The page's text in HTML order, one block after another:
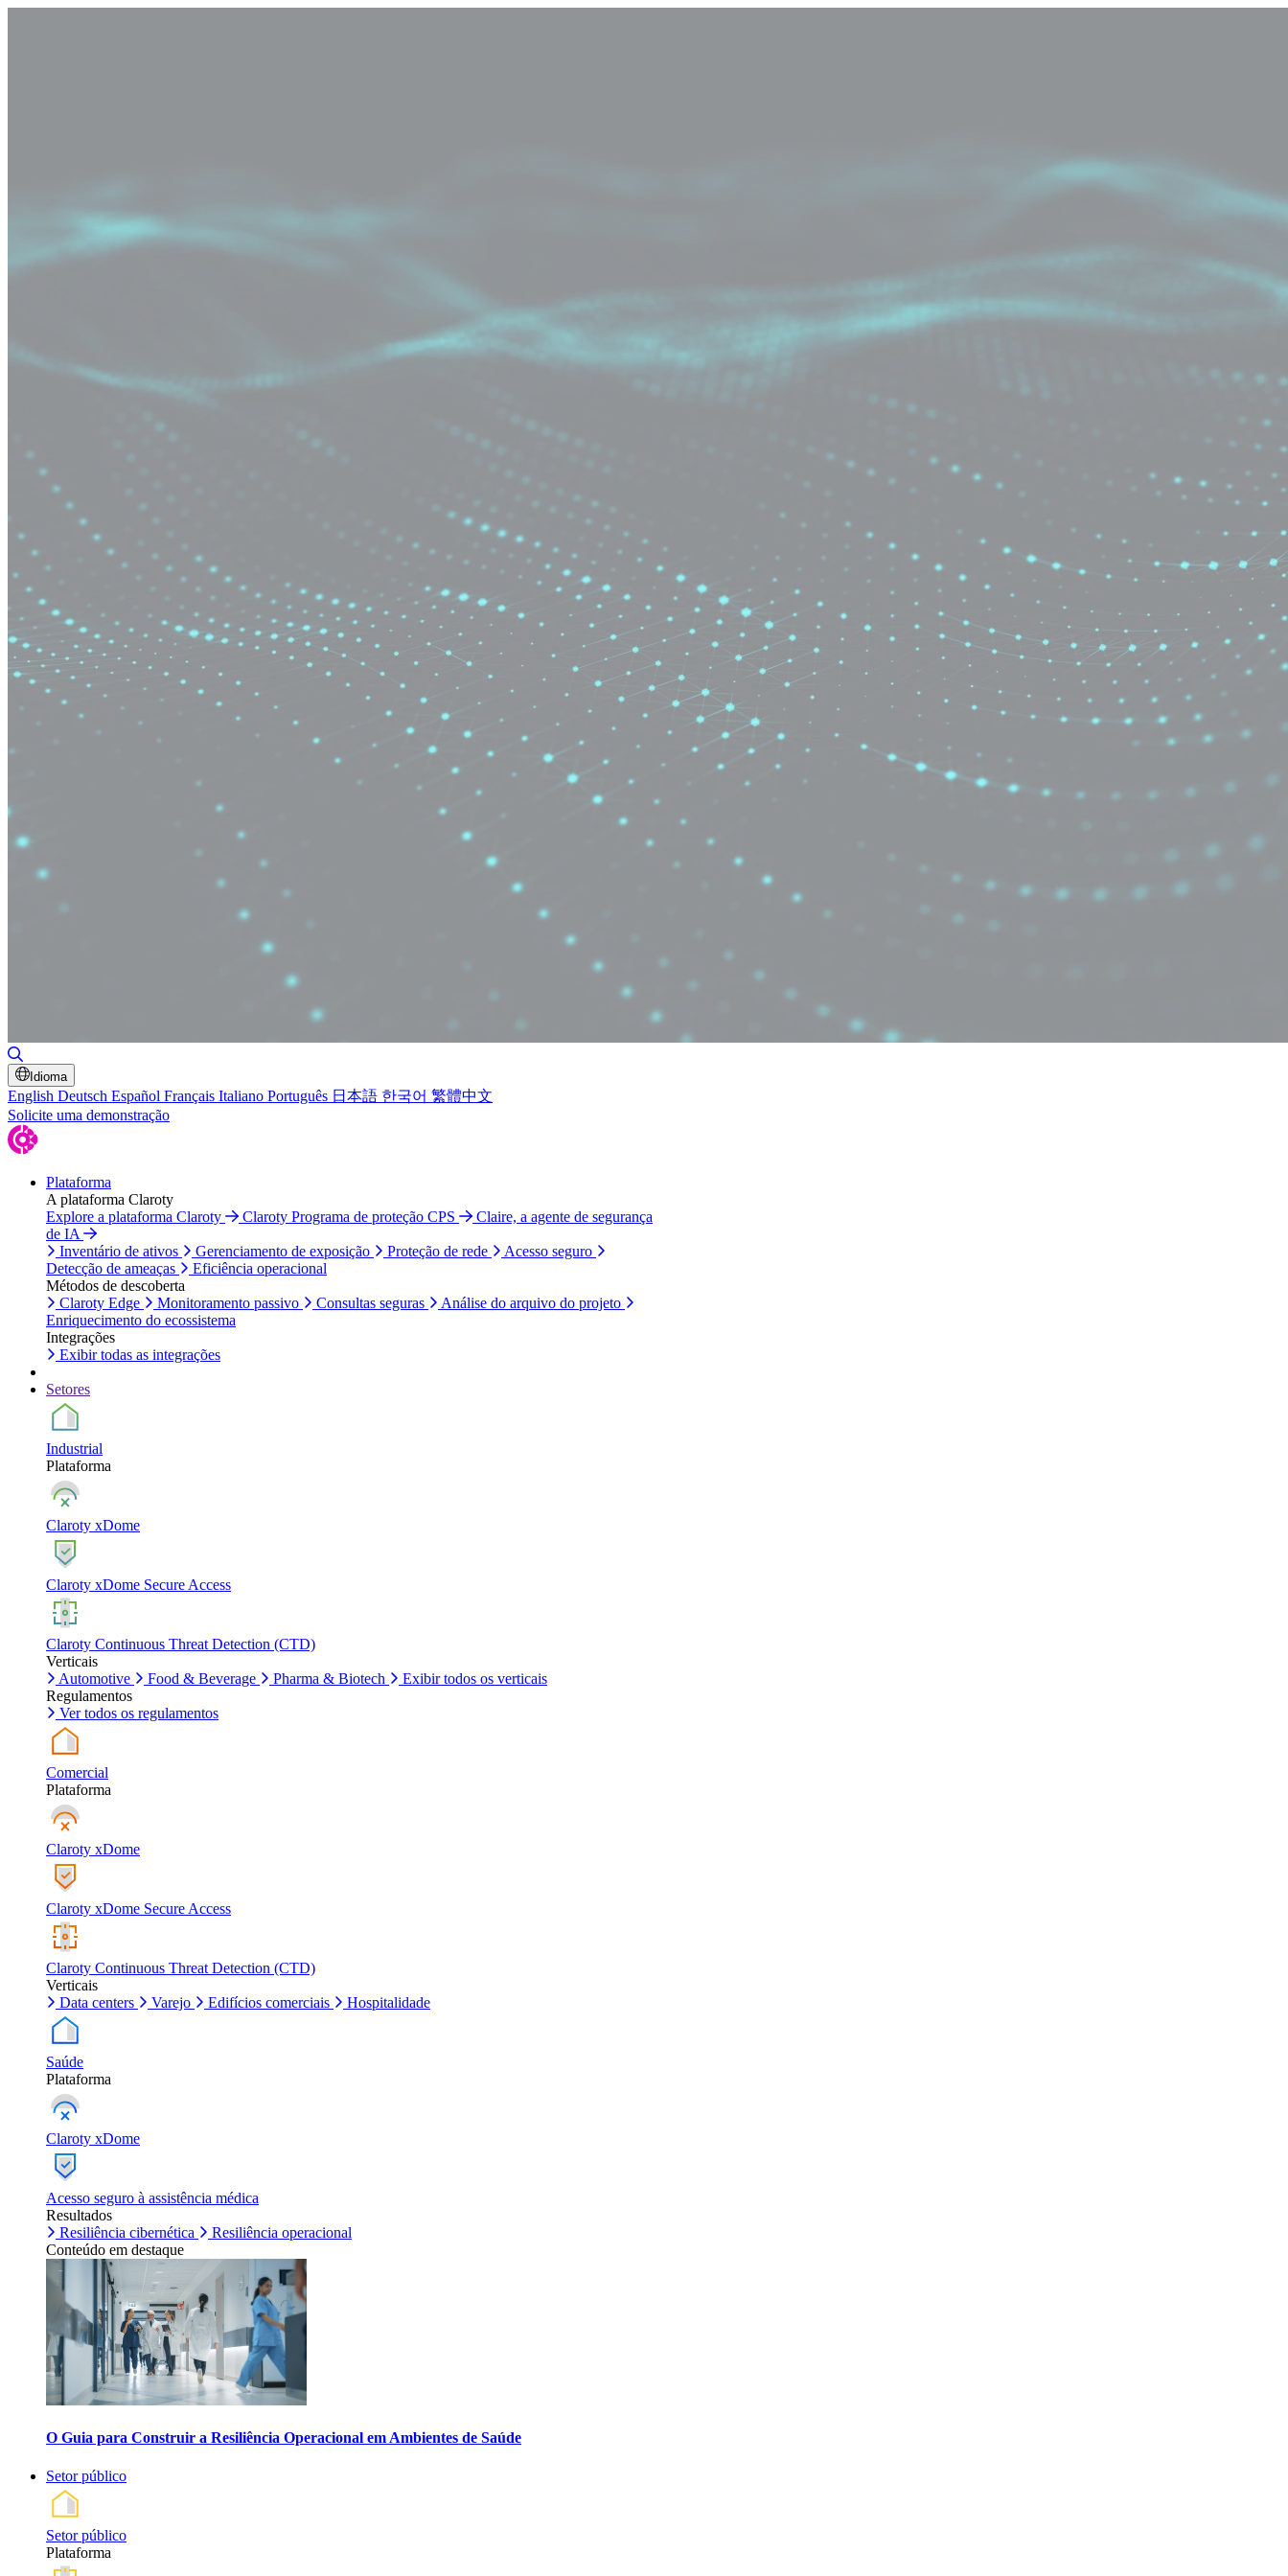
Idioma
English Deutsch Español Français Italiano Português 日本語 한국어 繁體中文
Solicite uma demonstração
Plataforma
A plataforma Claroty
Explore a plataforma Claroty
Claroty Programa de proteção CPS
Claire, a agente de segurança
de IA
Inventário de ativos
Gerenciamento de exposição Proteção de rede
Acesso seguro
Detecção de ameaças
Eficiência operacional
Métodos de descoberta
Claroty Edge
Monitoramento passivo Consultas seguras
Análise do arquivo do projeto
Enriquecimento do ecossistema
Integrações
Exibir todas as integrações
Setores
Industrial
Plataforma
Claroty xDome
Claroty xDome Secure Access
Claroty Continuous Threat Detection (CTD)
Verticais
Automotive
Food & Beverage Pharma & Biotech
Exibir todos os verticais
Regulamentos
Ver todos os regulamentos
Comercial
Plataforma
Claroty xDome
Claroty xDome Secure Access
Claroty Continuous Threat Detection (CTD)
Verticais
Data centers
Varejo Edifícios comerciais Hospitalidade
Saúde
Plataforma
Claroty xDome
Acesso seguro à assistência médica
Resultados
Resiliência cibernética
Resiliência operacional
Conteúdo em destaque
O Guia para Construir a Resiliência Operacional em Ambientes de Saúde
Setor público
Setor público
Plataforma